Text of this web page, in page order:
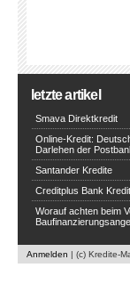
letzte artikel
Smava Direktkredit
Online-Kredit:
Darlehen der
Santander Kredite
Creditplus Bank Kredit
Worauf achten beim
Anmelden | (c) Kredite-